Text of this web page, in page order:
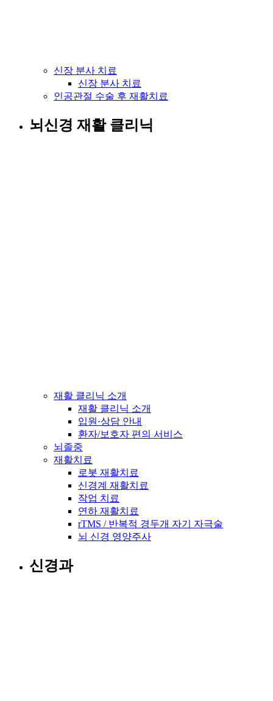
신장 분사 치료
신장 분사 치료
인공관절 수술 후 재활치료
뇌신경 재활 클리닉
재활 클리닉 소개
재활 클리닉 소개
입원·상담 안내
환자/보호자 편의 서비스
뇌졸중
재활치료
로봇 재활치료
신경계 재활치료
작업 치료
연하 재활치료
rTMS / 반복적 경두개 자기 자극술
뇌 신경 영양주사
신경과